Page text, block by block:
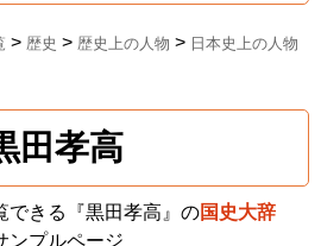
> 歴史 > 歴史上の人物 > 日本史上の人物
田孝高
できる『黒田孝高』の国史大辞
ンプルページ